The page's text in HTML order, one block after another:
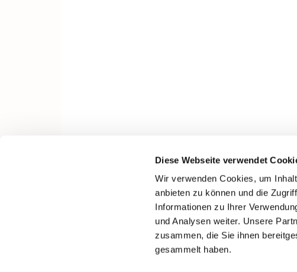
Diese Webseite verwendet
Wir verwenden Cookies, um
anbieten zu können und die
Informationen zu Ihrer
und Analysen weiter. Unsere
zusammen, die Sie ihnen
gesammelt haben.